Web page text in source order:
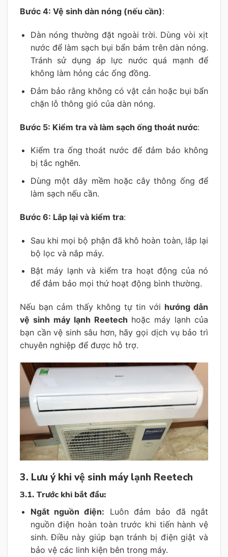
Bước 4: Vệ sinh dàn nóng (nếu cần):
Dàn nóng thường đặt ngoài trời. Dùng vòi xịt
nước để làm sạch bụi bẩn bám trên dàn nóng.
Tránh sử dụng áp lực nước quá mạnh để
không làm hỏng các ống đồng.
Đảm bảo rằng không có vật cản hoặc bụi bẩn
chặn lỗ thông gió của dàn nóng.
Bước 5: Kiểm tra và làm sạch ống thoát nước:
Kiểm tra ống thoát nước để đảm bảo không
bị tắc nghẽn.
Dùng một dây mềm hoặc cây thông ống để
làm sạch nếu cần.
Bước 6: Lắp lại và kiểm tra:
Sau khi mọi bộ phận đã khô hoàn toàn, lắp lại
bộ lọc và nắp máy.
Bật máy lạnh và kiểm tra hoạt động của nó
để đảm bảo mọi thứ hoạt động bình thường.
Nếu bạn cảm thấy không tự tin với hướng dẫn
vệ sinh máy lạnh Reetech hoặc máy lạnh của
bạn cần vệ sinh sâu hơn, hãy gọi dịch vụ bảo trì
chuyên nghiệp để được hỗ trợ.
3. Lưu ý khi vệ sinh máy lạnh Reetech
3.1. Trước khi bắt đầu:
Ngắt nguồn điện: Luôn đảm bảo đã ngắt
nguồn điện hoàn toàn trước khi tiến hành vệ
sinh. Điều này giúp bạn tránh bị điện giật và
bảo vệ các linh kiện bên trong máy.